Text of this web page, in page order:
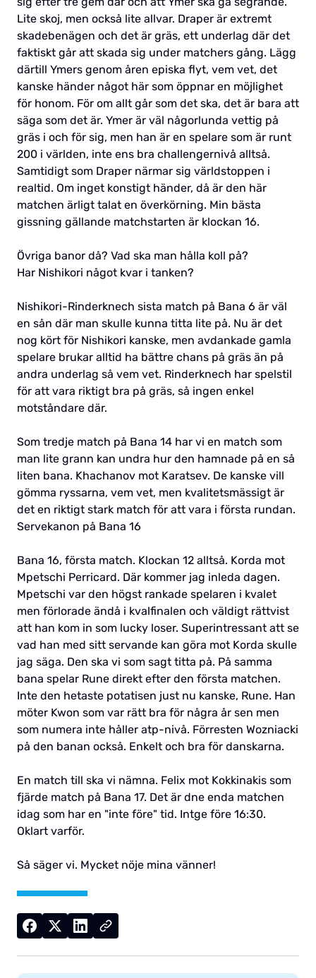
Lite skoj, men också lite allvar. Draper är extremt
skadebenägen och det är gräs, ett underlag där det
faktiskt går att skada sig under matchers gång. Lägg
därtill Ymers genom åren episka flyt, vem vet, det
kanske händer något här som öppnar en möjlighet
för honom. För om allt går som det ska, det är bara att
säga som det är. Ymer är väl någorlunda vettig på
gräs i och för sig, men han är en spelare som är runt
200 i världen, inte ens bra challengernivå alltså.
Samtidigt som Draper närmar sig världstoppen i
realtid. Om inget konstigt händer, då är den här
matchen ärligt talat en överkörning. Min bästa
gissning gällande matchstarten är klockan 16.
Övriga banor då? Vad ska man hålla koll på?
Har Nishikori något kvar i tanken?
Nishikori-Rinderknech sista match på Bana 6 är väl
en sån där man skulle kunna titta lite på. Nu är det
nog kört för Nishikori kanske, men avdankade gamla
spelare brukar alltid ha bättre chans på gräs än på
andra underlag så vem vet. Rinderknech har spelstil
för att vara riktigt bra på gräs, så ingen enkel
motståndare där.
Som tredje match på Bana 14 har vi en match som
man lite grann kan undra hur den hamnade på en så
liten bana. Khachanov mot Karatsev. De kanske vill
gömma ryssarna, vem vet, men kvalitetsmässigt är
det en riktigt stark match för att vara i första rundan.
Servekanon på Bana 16
Bana 16, första match. Klockan 12 alltså. Korda mot
Mpetschi Perricard. Där kommer jag inleda dagen.
Mpetschi var den högst rankade spelaren i kvalet
men förlorade ändå i kvalfinalen och väldigt rättvist
att han kom in som lucky loser. Superintressant att se
vad han med sitt servande kan göra mot Korda skulle
jag säga. Den ska vi som sagt titta på. På samma
bana spelar Rune direkt efter den första matchen.
Inte den hetaste potatisen just nu kanske, Rune. Han
möter Kwon som var rätt bra för några år sen men
som numera inte håller atp-nivå. Förresten Wozniacki
på den banan också. Enkelt och bra för danskarna.
En match till ska vi nämna. Felix mot Kokkinakis som
fjärde match på Bana 17. Det är dne enda matchen
idag som har en "inte före" tid. Intge före 16:30.
Oklart varför.
Så säger vi. Mycket nöje mina vänner!